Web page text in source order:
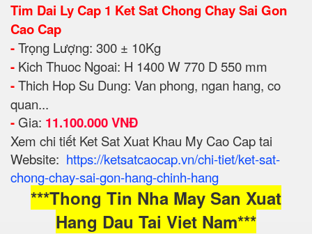
Tim Dai Ly Cap 1 Ket Sat Chong Chay Sai Gon
Cao Cap
-Trọng Lượng: 300 ± 10Kg
- Kich Thuoc Ngoai: H 1400W 770 D 550 mm
-Thich Hop Su Dung: Van phong, ngan hang, co
quan...
- Gia: 11.100.000 VNĐ
Xem chi tiết Ket Sat Xuat Khau My Cao Cap tai
Website: https://ketsatcaocap.vn/chi-tiet/ket-sat-
chong-chay-sai-gon-hang-chinh-hang
***Thong Tin Nha May San Xuat
Hang Dau Tai Viet Nam***